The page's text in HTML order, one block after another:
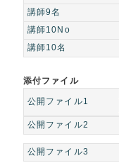
講師9名
講師10No
講師10名
添付ファイル
公開ファイル1
公開ファイル2
公開ファイル3